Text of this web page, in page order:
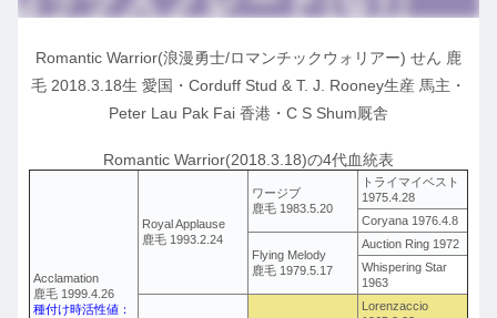
Romantic Warrior(浪漫勇士/ロマンチックウォリアー) せん 鹿
毛 2018.3.18生 愛国・Corduff Stud & T. J. Rooney生産 馬主・
Peter Lau Pak Fai 香港・C S Shum厩舎
Romantic Warrior(2018.3.18)の4代血統表
Acclamation
鹿毛 1999.4.26
種付け時活性値：
Royal Applause
鹿毛 1993.2.24
ワージブ
鹿毛 1983.5.20
トライマイベスト
1975.4.28
Coryana 1976.4.8
Flying Melody
鹿毛 1979.5.17
Auction Ring 1972
Whispering Star
1963
Lorenzaccio